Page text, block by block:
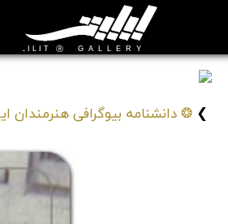
❯ ❂ دانشنامه بیوگرافی هنرمندان